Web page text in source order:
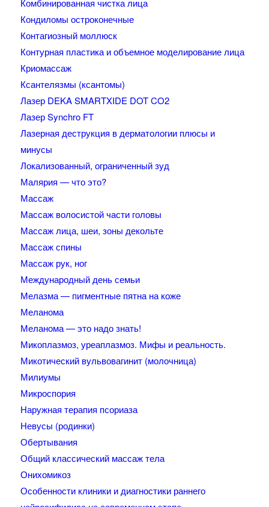
Комбинированная чистка лица
Кондиломы остроконечные
Контагиозный моллюск
Контурная пластика и объемное моделирование лица
Криомассаж
Ксантелязмы (ксантомы)
Лазер DEKA SMARTXIDE DOT CO2
Лазер Synchro FT
Лазерная деструкция в дерматологии плюсы и
минусы
Локализованный, ограниченный зуд
Малярия — что это?
Массаж
Массаж волосистой части головы
Массаж лица, шеи, зоны декольте
Массаж спины
Массаж рук, ног
Международный день семьи
Мелазма — пигментные пятна на коже
Меланома
Меланома — это надо знать!
Микоплазмоз, уреаплазмоз. Мифы и реальность.
Микотический вульвовагинит (молочница)
Милиумы
Микроспория
Наружная терапия псориаза
Невусы (родинки)
Обертывания
Общий классический массаж тела
Онихомикоз
Особенности клиники и диагностики раннего